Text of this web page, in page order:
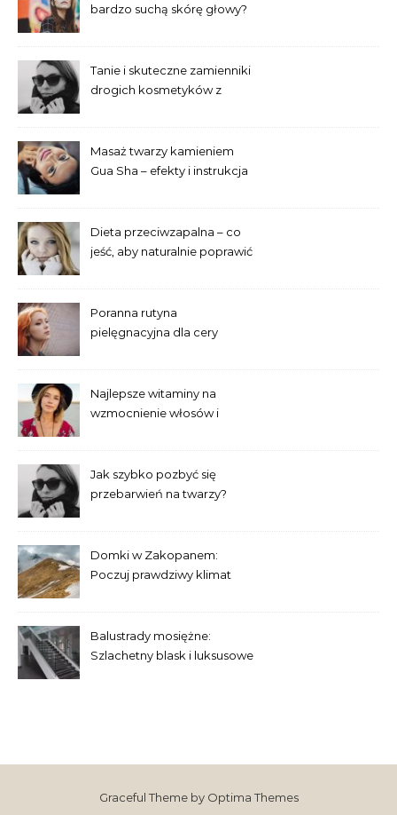
bardzo suchą skórę głowy?
Tanie i skuteczne zamienniki
drogich kosmetyków z
Masaż twarzy kamieniem
Gua Sha – efekty i instrukcja
Dieta przeciwzapalna – co
jeść, aby naturalnie poprawić
Poranna rutyna
pielęgnacyjna dla cery
Najlepsze witaminy na
wzmocnienie włosów i
Jak szybko pozbyć się
przebarwień na twarzy?
Domki w Zakopanem:
Poczuj prawdziwy klimat
Balustrady mosiężne:
Szlachetny blask i luksusowe
Graceful Theme by Optima Themes